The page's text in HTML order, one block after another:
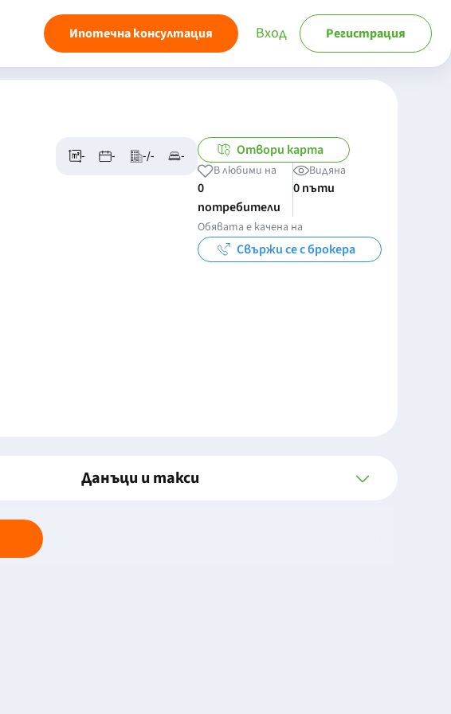
Ипотечна консултация Вход Регистрация
- - -/- - Отвори карта
В любими на
0
потребители
Видяна
0 пъти
Обявата е качена на
Свържи се с брокера
Данъци и такси